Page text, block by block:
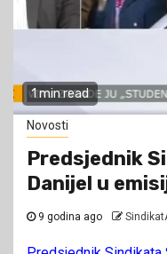
1 min read
Novosti
Predsjednik
Danijel u
9 godina ago